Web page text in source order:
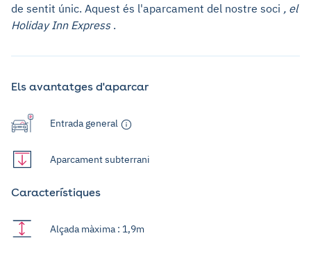
de sentit únic. Aquest és l'aparcament del nostre soci , el
Holiday Inn Express.
Els avantatges d'aparcar
Entrada general
Aparcament subterrani
Característiques
Alçada màxima : 1,9m